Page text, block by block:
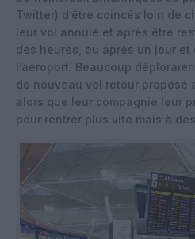
Twitter) d’être coincés loin de
leur vol annulé et après être
des heures, ou après un jour et
l’aéroport. Beaucoup
de nouveau vol retour proposé
alors que leur compagnie leur
pour rentrer plus vite mais à